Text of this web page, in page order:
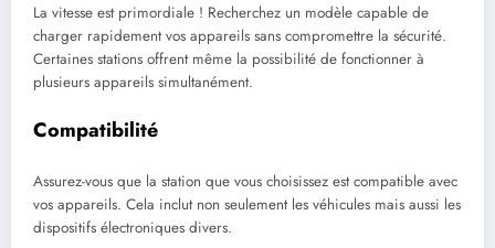
La vitesse est primordiale ! Recherchez un modèle capable de
charger rapidement vos appareils sans compromettre la sécurité.
Certaines stations offrent même la possibilité de fonctionner à
plusieurs appareils simultanément.
Compatibilité
Assurez-vous que la station que vous choisissez est compatible avec
vos appareils. Cela inclut non seulement les véhicules mais aussi les
dispositifs électroniques divers.